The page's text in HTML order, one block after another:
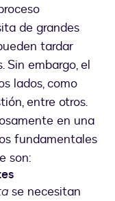
de grandes
tardar
Sin embargo, el
lados, como
entre otros.
en una
fundamentales
son:
se necesitan